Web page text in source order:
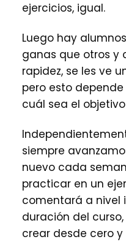
ejercicios, igual.
Luego hay
ganas que otros y
rapidez, se les ve
pero esto
cuál sea el
siempre
nuevo cada
practicar en un
comentará a nivel
duración del
crear desde cero